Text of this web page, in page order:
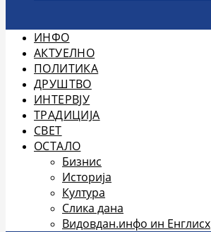
ИНФО
АКТУЕЛНО
ПОЛИТИКА
ДРУШТВО
ИНТЕРВЈУ
ТРАДИЦИЈА
СВЕТ
ОСТАЛО
Бизнис
Историја
Култура
Слика дана
Видовдан.инфо ин Енглисх